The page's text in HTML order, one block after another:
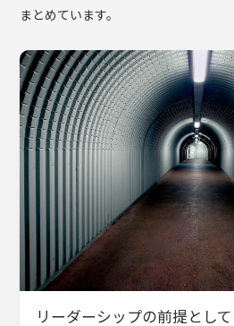
まとめています。
リーダーシップの前提とし